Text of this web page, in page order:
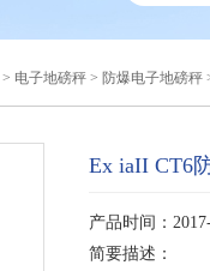
> 电子地磅秤 > 防爆电子地磅秤
Ex iaII CT6
产品时间：
简要描述：